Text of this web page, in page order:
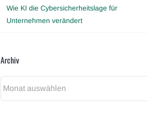
Wie KI die Cybersicherheitslage für
Unternehmen verändert
Archiv